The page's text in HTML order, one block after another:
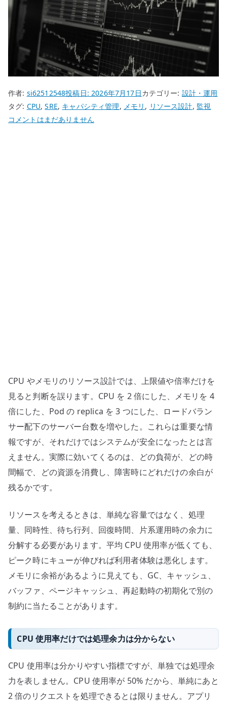
作者: si62512548投稿日:2026年7月17日カテゴリー: 設計・運用
タグ: CPU,SRE, キャパシティ管理, メモリ , リソース設計, 監視
リ
リ、
同
時
接
数、
障
害
時
余
白
で
る
へ
の
コメントはまだありません
CPU やメモリのリソース設計では、上限値や倍率だけを
見ると判断を誤ります。CPU を 2 倍にした、メモリを 4
倍にした、Pod の replica を 3 つにした、ロードバラン
サー配下のサーバー台数を増やした。これらは重要な情
報ですが、それだけではシステムが安全になったとは言
えません。実際に効いてくるのは、どの負荷が、どの時
間幅で、どの資源を消費し、障害時にどれだけの余白が
残るかです。
リソースを考えるときは、単純な容量ではなく、処理
量、同時性、待ち行列、回復時間、片系運用時の余力に
分解する必要があります。平均 CPU 使用率が低くても、
ピーク時にキューが伸びれば利用者体験は悪化します。
メモリに余裕があるように見えても、GC、キャッシュ、
バッファ、ページキャッシュ、再起動時の初期化で別の
制約に当たることがあります。
CPU 使用率だけでは処理余力は分からない
CPU 使用率は分かりやすい指標ですが、単独では処理余
力を表しません。CPU 使用率が 50% だから、単純にあと
2 倍のリクエストを処理できるとは限りません。アプリ